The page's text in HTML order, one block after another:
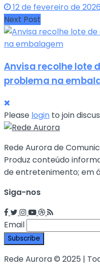
12 de fevereiro de 2026
Next Post
Anvisa recolhe lote
problema na
Please login to join
Rede Aurora de
Produz conteúdo
de entretenimento; em
Siga-nos
Email
Rede Aurora © 2025 |